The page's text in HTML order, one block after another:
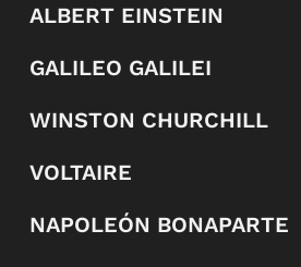
ALBERT EINSTEIN
GALILEO GALILEI
WINSTON CHURCHILL
VOLTAIRE
NAPOLEÓN BONAPARTE